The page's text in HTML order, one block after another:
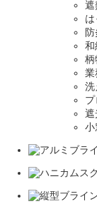
遮
は
防
和
柄
業
洗
遮
小